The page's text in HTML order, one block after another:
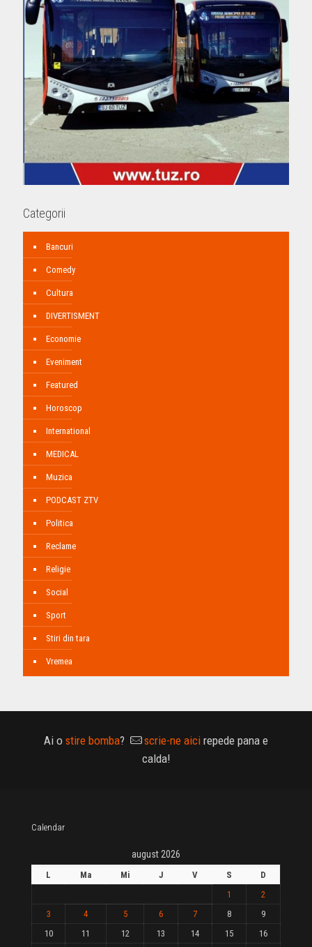
Categorii
Bancuri
Comedy
Cultura
DIVERTISMENT
Economie
Eveniment
Featured
Horoscop
International
MEDICAL
Muzica
PODCAST ZTV
Politica
Reclame
Religie
Social
Sport
Stiri din tara
Vremea
Ai o stire bomba? scrie-ne aici repede pana e
calda!
Calendar
august 2026
L Ma Mi J V S
D
1
2
3
4 5 6 7 8
9
10
11 12 13 14 15
16